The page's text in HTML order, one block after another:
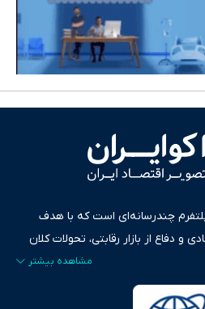
چندرسانه‌ای است که با هدف
دفاع از بازار رقابتی، تحولات کلان
پادکست، متن و گزارش‌های تحلیلی
منبعی دقیق و قابل اعتماد، فراتر از